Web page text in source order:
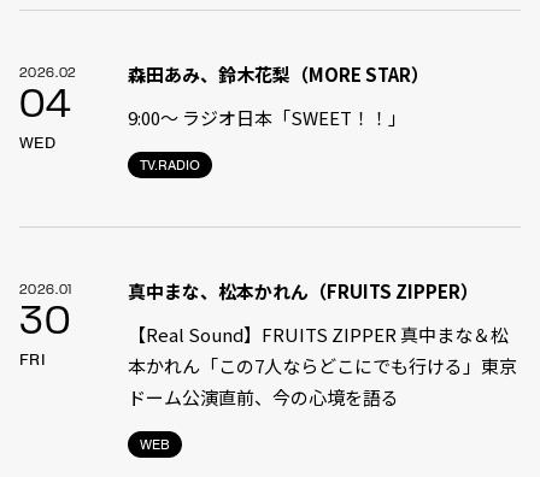
2026.02
04
WED
TV.RADIO
森田あみ、鈴木花梨（MORE STAR）
9:00〜 ラジオ日本「SWEET！！」
2026.01
30
FRI
WEB
真中まな、松本かれん（FRUITS ZIPPER）
【Real Sound】FRUITS ZIPPER 真中まな＆松
本かれん「この7人ならどこにでも行ける」――東京
ドーム公演直前、今の心境を語る